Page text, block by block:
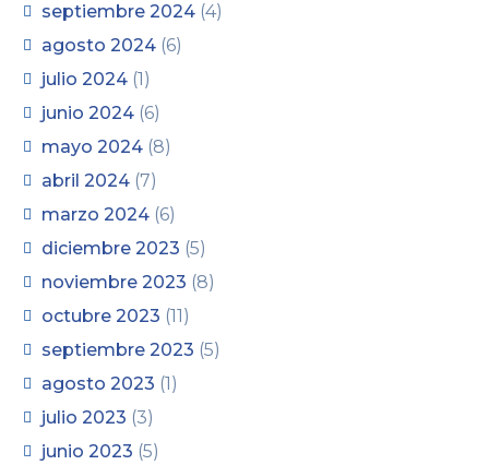
septiembre 2024 (4)
agosto 2024 (6)
julio 2024 (1)
junio 2024 (6)
mayo 2024 (8)
abril 2024 (7)
marzo 2024 (6)
diciembre 2023 (5)
noviembre 2023 (8)
octubre 2023 (11)
septiembre 2023 (5)
agosto 2023 (1)
julio 2023 (3)
junio 2023 (5)